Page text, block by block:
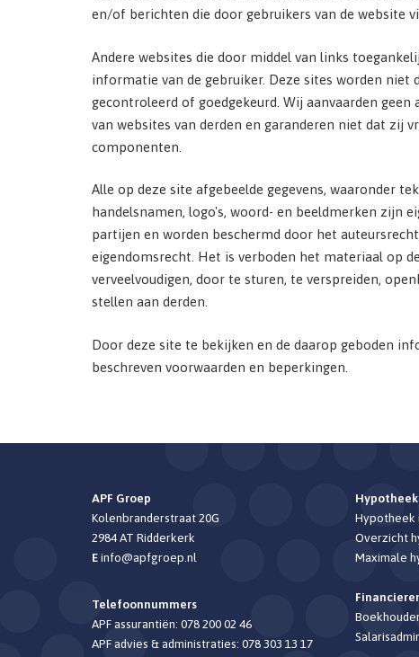
en/of berichten die door gebruikers van de website
Andere websites die door middel van links
informatie van de gebruiker. Deze sites worden
gecontroleerd of goedgekeurd. Wij aanvaarden
van websites van derden en garanderen niet dat zij
componenten.
Alle op deze site afgebeelde gegevens, waaronder
handelsnamen, logo's, woord- en beeldmerken zijn
partijen en worden beschermd door het
eigendomsrecht. Het is verboden het materiaal op
verveelvoudigen, door te sturen, te verspreiden,
stellen aan derden.
Door deze site te bekijken en de daarop geboden
beschreven voorwaarden en beperkingen.
APF Groep
Kolenbranderstraat 20G
2984 AT Ridderkerk
Einfo@apfgroep.nl
Telefoonnummers
APF assurantiën: 078 200 02 46
APF advies & administraties: 078 303 13 17
Hypotheek
Hypotheek
Overzicht
Maximale